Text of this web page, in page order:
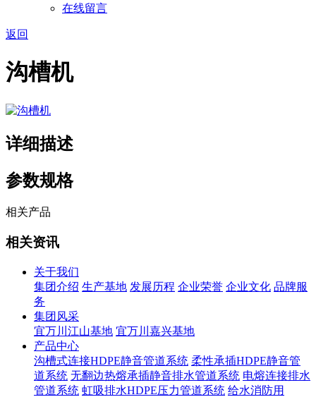
在线留言
返回
沟槽机
详细描述
参数规格
相关产品
相关资讯
关于我们
集团介绍 生产基地 发展历程 企业荣誉 企业文化 品牌服
务
集团风采
宜万川江山基地 宜万川嘉兴基地
产品中心
沟槽式连接HDPE静音管道系统 柔性承插HDPE静音管
道系统 无翻边热熔承插静音排水管道系统 电熔连接排水
管道系统 虹吸排水HDPE压力管道系统 给水消防用